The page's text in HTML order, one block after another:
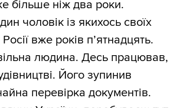
більше ніж два роки.
чоловік із якихось своїх
вже років п’ятнадцять.
людина. Десь працював,
Його зупинив
перевірка документів.